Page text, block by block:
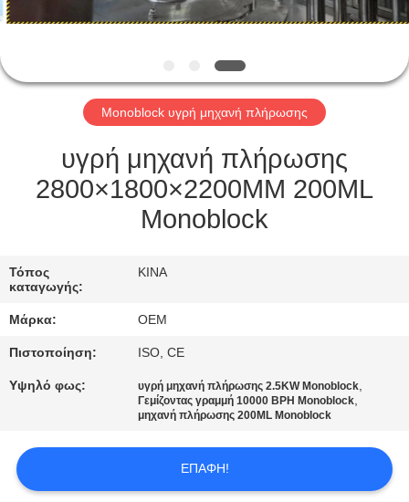
ΈΛΕΓΧΟΣ
ΜΑΣ
ΕΛΆΤΕ
ΕΠΑΦΉ
ΜΕ
ΈΝΑ
ΑΠΌΣΠΑΣΜΑ
SITEMAP
POLICY
Monoblock υγρή μηχανή πλήρωσης
υγρή μηχανή πλήρωσης
2800×1800×2200MM 200ML
Monoblock
Τόπος
καταγωγής:
ΚΙΝΑ
Μάρκα: OEM
Πιστοποίηση: ISO, CE
Υψηλό φως: υγρή μηχανή πλήρωσης 2.5KW Monoblock,
Γεμίζοντας γραμμή 10000 BPH Monoblock,
μηχανή πλήρωσης 200ML Monoblock
ΕΠΑΦΉ!